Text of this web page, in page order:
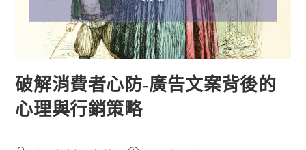
破解消費者心防-廣告文案背後的
心理與行銷策略